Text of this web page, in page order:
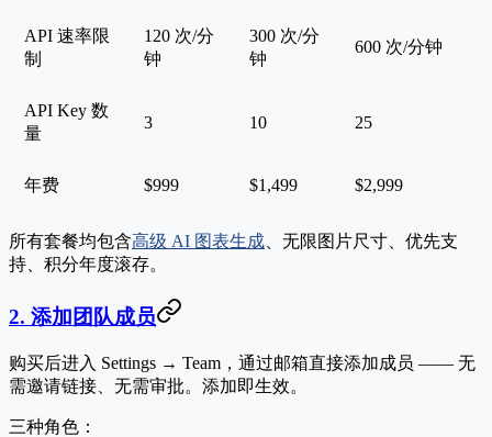
API 速率限
制
120 次/分
钟
300 次/分
钟
600 次/分钟
API Key 数
量
3 10 25
年费 $999 $1,499 $2,999
所有套餐均包含高级 AI 图表生成 、无限图片尺寸、优先支
持、积分年度滚存。
2. 添加团队成员
购买后进入 Settings → Team ，通过邮箱直接添加成员 —— 无
需邀请链接、无需审批。添加即生效。
三种角色：